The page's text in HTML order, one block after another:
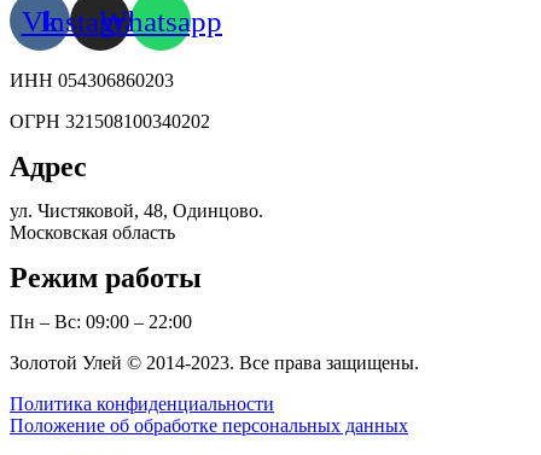
VkInstagramWhatsapp
ИНН 054306860203
ОГРН 321508100340202
Адрес
ул. Чистяковой, 48, Одинцово.
Московская область
Режим работы
Пн – Вс: 09:00 – 22:00
Золотой Улей © 2014-2023. Все права защищены.
Политика конфиденциальности
Положение об обработке персональных данных